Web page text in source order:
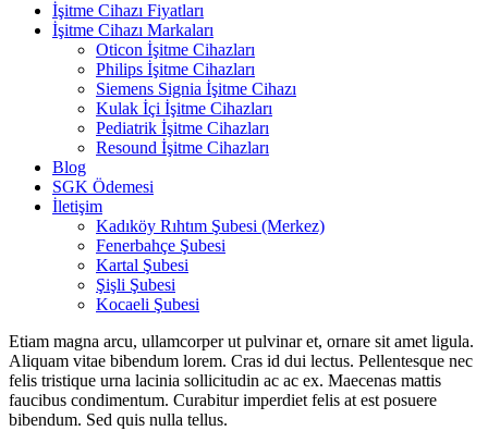
İşitme Cihazı Fiyatları
İşitme Cihazı Markaları
Oticon İşitme Cihazları
Philips İşitme Cihazları
Siemens Signia İşitme Cihazı
Kulak İçi İşitme Cihazları
Pediatrik İşitme Cihazları
Resound İşitme Cihazları
Blog
SGK Ödemesi
İletişim
Kadıköy Rıhtım Şubesi (Merkez)
Fenerbahçe Şubesi
Kartal Şubesi
Şişli Şubesi
Kocaeli Şubesi
Etiam magna arcu, ullamcorper ut pulvinar et, ornare sit amet ligula.
Aliquam vitae bibendum lorem. Cras id dui lectus. Pellentesque nec
felis tristique urna lacinia sollicitudin ac ac ex. Maecenas mattis
faucibus condimentum. Curabitur imperdiet felis at est posuere
bibendum. Sed quis nulla tellus.